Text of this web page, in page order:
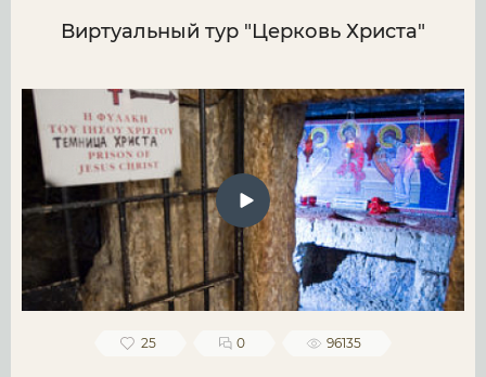
Виртуальный тур "Церковь Христа"
25 0 96135